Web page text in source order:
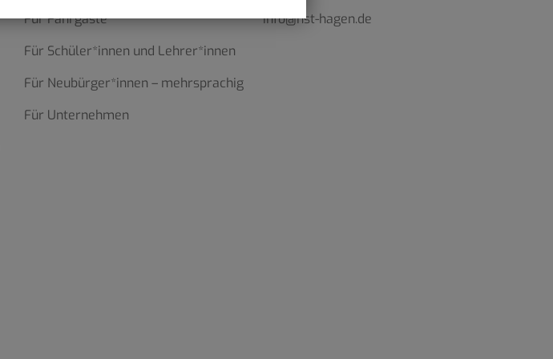
Für Fahrgäste
Für Schüler*innen und Lehrer*innen
Für Neubürger*innen – mehrsprachig
Für Unternehmen
info@hst-hagen.de